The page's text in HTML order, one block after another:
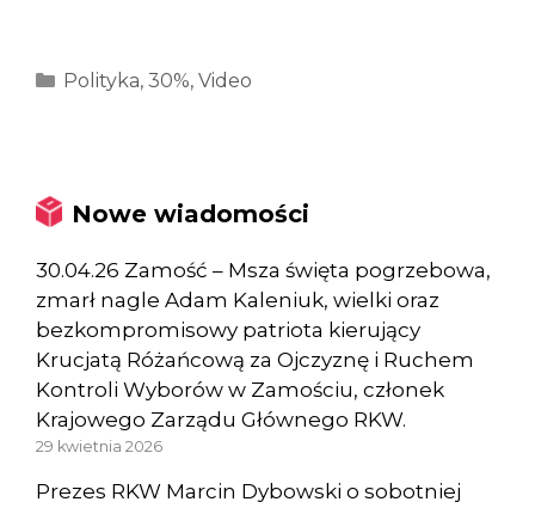
Kategorie
Polityka, 30%, Video
Nowe wiadomości
30.04.26 Zamość – Msza święta pogrzebowa,
zmarł nagle Adam Kaleniuk, wielki oraz
bezkompromisowy patriota kierujący
Krucjatą Różańcową za Ojczyznę i Ruchem
Kontroli Wyborów w Zamościu, członek
Krajowego Zarządu Głównego RKW.
29 kwietnia 2026
Prezes RKW Marcin Dybowski o sobotniej